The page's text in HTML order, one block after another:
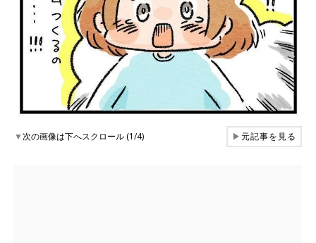
▼次の画像は下へスクロール (1/4) ▶元記事を見る